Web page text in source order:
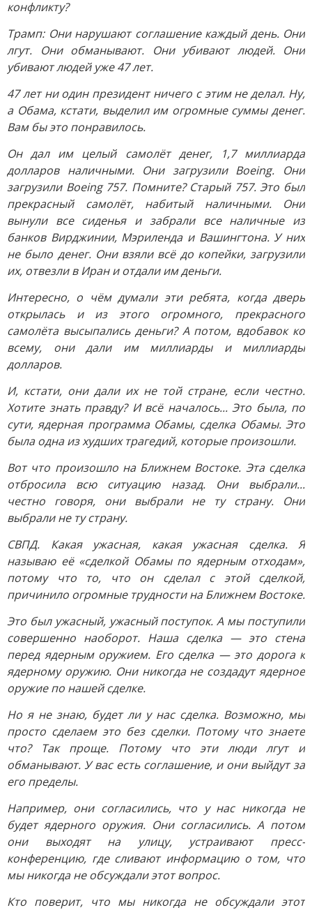
конфликту?
Трамп: Они нарушают соглашение каждый день. Они
лгут. Они обманывают. Они убивают людей. Они
убивают людей уже 47 лет.
47 лет ни один президент ничего с этим не делал. Ну,
а Обама, кстати, выделил им огромные суммы денег.
Вам бы это понравилось.
Он дал им целый самолёт денег, 1,7 миллиарда
долларов наличными. Они загрузили Boeing. Они
загрузили Boeing 757. Помните? Старый 757. Это был
прекрасный самолёт, набитый наличными. Они
вынули все сиденья и забрали все наличные из
банков Вирджинии, Мэриленда и Вашингтона. У них
не было денег. Они взяли всё до копейки, загрузили
их, отвезли в Иран и отдали им деньги.
Интересно, о чём думали эти ребята, когда дверь
открылась и из этого огромного, прекрасного
самолёта высыпались деньги? А потом, вдобавок ко
всему, они дали им миллиарды и миллиарды
долларов.
И, кстати, они дали их не той стране, если честно.
Хотите знать правду? И всё началось... Это была, по
сути, ядерная программа Обамы, сделка Обамы. Это
была одна из худших трагедий, которые произошли.
Вот что произошло на Ближнем Востоке. Эта сделка
отбросила всю ситуацию назад. Они выбрали...
честно говоря, они выбрали не ту страну. Они
выбрали не ту страну.
СВПД. Какая ужасная, какая ужасная сделка. Я
называю её «сделкой Обамы по ядерным отходам»,
потому что то, что он сделал с этой сделкой,
причинило огромные трудности на Ближнем Востоке.
Это был ужасный, ужасный поступок. А мы поступили
совершенно наоборот. Наша сделка — это стена
перед ядерным оружием. Его сделка — это дорога к
ядерному оружию. Они никогда не создадут ядерное
оружие по нашей сделке.
Но я не знаю, будет ли у нас сделка. Возможно, мы
просто сделаем это без сделки. Потому что знаете
что? Так проще. Потому что эти люди лгут и
обманывают. У вас есть соглашение, и они выйдут за
его пределы.
Например, они согласились, что у нас никогда не
будет ядерного оружия. Они согласились. А потом
они выходят на улицу, устраивают пресс-
конференцию, где сливают информацию о том, что
мы никогда не обсуждали этот вопрос.
Кто поверит, что мы никогда не обсуждали этот